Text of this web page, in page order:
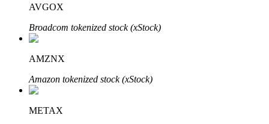
Bloqueios de BTR
Investimentos exclusivos para titulares de BTR
AVGOX
Broadcom tokenized stock (xStock)
AMZNX
Amazon tokenized stock (xStock)
METAX